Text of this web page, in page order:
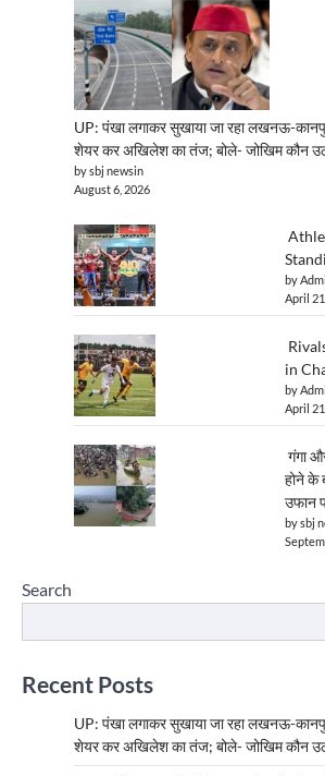
UP: पंखा लगाकर सुखाया जा रहा लखनऊ-
शेयर कर अखिलेश का तंज; बोले- जोखिम कौन
by sbj newsin
August 6, 2026
by
April
in
by
April
गंगा
होने के
उफान
by sbj
Search
Recent Posts
UP: पंखा लगाकर सुखाया जा रहा लखनऊ-
शेयर कर अखिलेश का तंज; बोले- जोखिम कौन